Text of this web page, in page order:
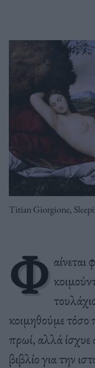
Titian Giorgione,
Φ αίνεται
κοιμηθούμε τόσο
πρωί, αλλά
βιβλίο για την